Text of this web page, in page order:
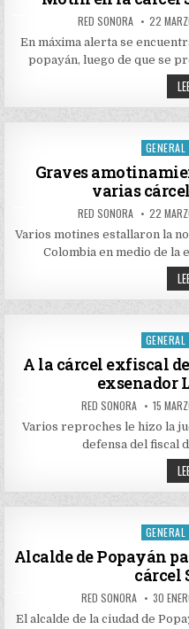
AUTHOR:
RED SONORA
DATE:
22
En máxima alerta se
popayán, luego de que se
Posted
GENERAL
Graves
varias
AUTHOR:
RED SONORA
DATE:
22
Varios motines estallaron la
Colombia en medio de la
Posted
GENERAL
A la cárcel exfiscal
exsenador
AUTHOR:
RED SONORA
DATE:
15
Varios reproches le hizo la
defensa del fiscal
Posted
in
GENERAL
Alcalde de Popayán
cárcel
AUTHOR:
RED SONORA
DATE:
30
El alcalde de la ciudad de